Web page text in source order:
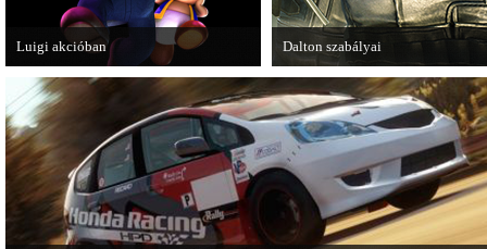
Dalton szabályai
Új videóval jelentkezik az
Games játéka, a Fuse.
Luigi akcióban
A Nintendo 3DS-re készülő Luigi's
Mansion: Dark Moon újabb képeken
mutatja meg magát.